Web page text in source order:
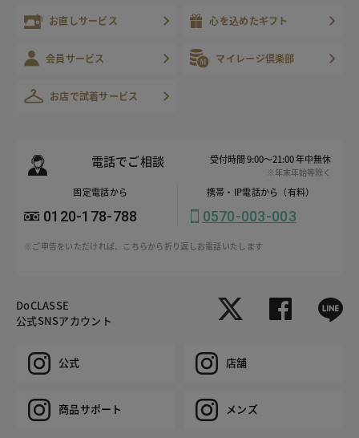
お直しサービス 心を込めたギフト
会員サービス マイレージ倶楽部
お店で試着サービス
電話でご相談 受付時間 9:00～21:00 年中無休
※年末年始等除く
固定電話から
0120-178-788
携帯・IP電話から（有料）
0570-003-003
※ご申告をいただければ、こちらから折り返しお電話いたします
DoCLASSE
公式SNSアカウント
公式 店舗
商品サポート メンズ